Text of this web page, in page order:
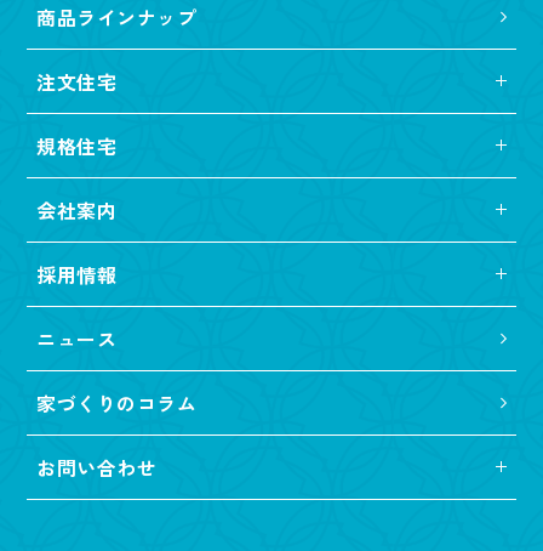
商品ラインナップ
注文住宅
規格住宅
会社案内
採用情報
ニュース
家づくりのコラム
お問い合わせ